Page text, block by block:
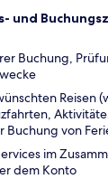
und
Buchung,
Reisen
Buchung von
im
dem Konto